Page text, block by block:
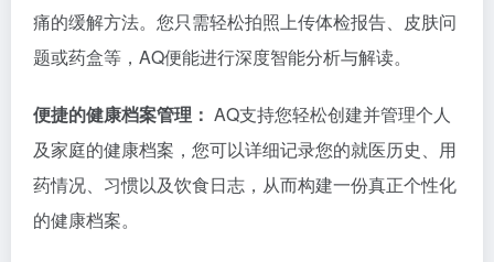
痛的缓解方法。您只需轻松拍照上传体检报告、皮肤问
题或药盒等，AQ便能进行深度智能分析与解读。
便捷的健康档案管理： AQ支持您轻松创建并管理个人
及家庭的健康档案，您可以详细记录您的就医历史、用
药情况、习惯以及饮食日志，从而构建一份真正个性化
的健康档案。